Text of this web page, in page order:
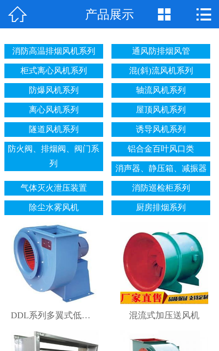
公司首页
产品展示
新闻中心
工程案例
企业地图
联系我们
 产品展示  
消防高温排烟风机系列 通风防排烟风管
柜式离心风机系列 混(斜)流风机系列
防爆风机系列 轴流风机系列
离心风机系列 屋顶风机系列
隧道风机系列 诱导风机系列
防火阀、排烟阀、阀门系
列
铝合金百叶风口类
消声器、静压箱、减振器
气体灭火泄压装置 消防巡检柜系列
除尘水雾风机 厨房排烟系列
DDL系列多翼式低噪声离心通风机 混流式加压送风机